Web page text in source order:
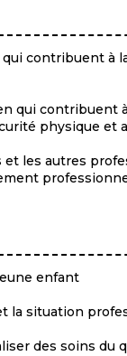
contribuent à
qui contribuent
physique et
les autres
enfant
la situation
des soins du